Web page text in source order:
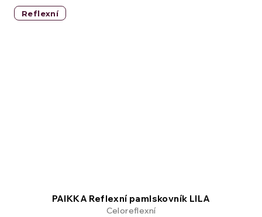
Reflexní
PAIKKA Reflexní pamlskovník LILA
Celoreflexní